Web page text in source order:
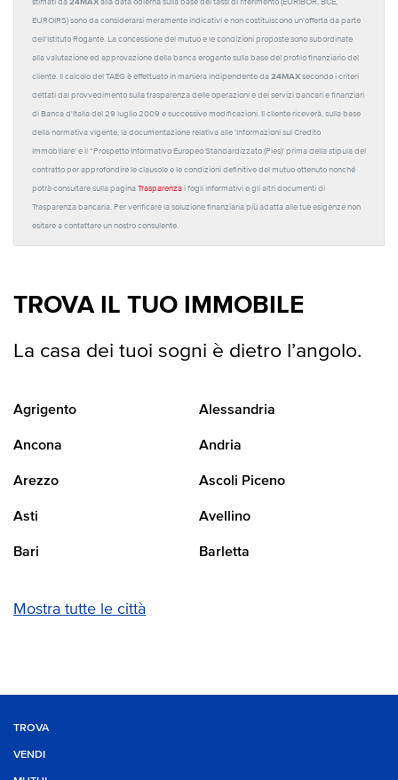
stimati da alla data odierna sulla base dei tassi di riferimento (EURIBOR, BCE,
EUROIRS) sono da considerarsi meramente indicativi e non costituiscono un'offerta da parte
dell'Istituto Rogante. La concessione del mutuo e le condizioni proposte sono subordinate
alla valutazione ed approvazione della banca erogante sulla base del profilo finanziario del
cliente. Il calcolo del TAEG è effettuato in maniera indipendente da 24MAX secondo i criteri
dettati dal provvedimento sulla trasparenza delle operazioni e dei servizi bancari e finanziari
di Banca d'Italia del 29 luglio 2009 e successive modificazioni. Il cliente riceverà, sulla base
della normativa vigente, la documentazione relativa alle 'Informazioni sul Credito
Immobiliare' e il “Prospetto Informativo Europeo Standardizzato (Pies)' prima della stipula del
contratto per approfondire le clausole e le condizioni definitive del mutuo ottenuto nonché
potrà consultare sulla pagina Trasparenza i fogli informativi e gli altri documenti di
Trasparenza bancaria. Per verificare la soluzione finanziaria più adatta alle tue esigenze non
esitare a contattare un nostro consulente.
TROVA IL TUO IMMOBILE
La casa dei tuoi sogni è dietro l’angolo.
Agrigento Alessandria
Ancona Andria
Arezzo Ascoli Piceno
Asti Avellino
Bari Barletta
Mostra tutte le città
TROVA
VENDI